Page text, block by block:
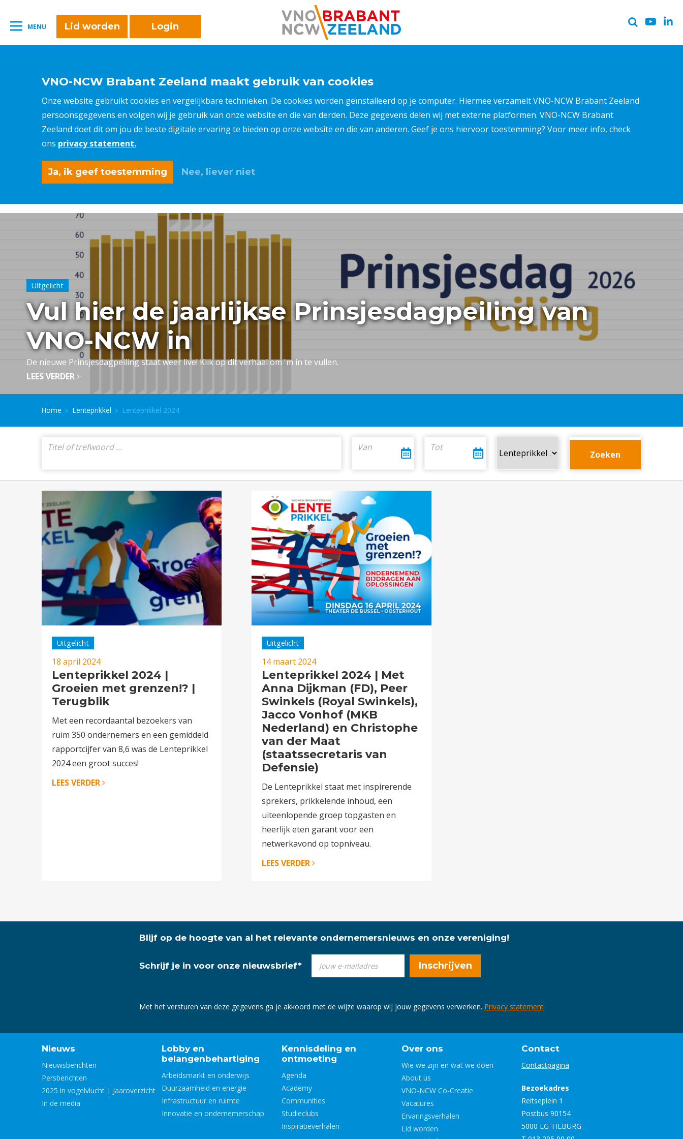
MENU Lid worden Login
VNO-NCW Brabant Zeeland maakt gebruik van cookies
Onze website gebruikt cookies en vergelijkbare technieken. De cookies worden geïnstalleerd op je computer. Hiermee verzamelt VNO-NCW Brabant Zeeland
persoonsgegevens en volgen wij je gebruik van onze website en die van derden. Deze gegevens delen wij met externe platformen. VNO-NCW Brabant
Zeeland doet dit om jou de beste digitale ervaring te bieden op onze website en die van anderen. Geef je ons hiervoor toestemming? Voor meer info, check
ons privacy statement.
Ja, ik geef toestemming Nee, liever niet
Uitgelicht
Vul hier de jaarlijkse Prinsjesdagpeiling van
VNO-NCW in
De nieuwe Prinsjesdagpeiling staat weer live! Klik op dit verhaal om 'm in te vullen.
LEES VERDER
Home Lenteprikkel Lenteprikkel 2024
Uitgelicht
18 april 2024
Lenteprikkel 2024 |
Groeien met grenzen!? |
Terugblik
Met een recordaantal bezoekers van
ruim 350 ondernemers en een gemiddeld
rapportcijfer van 8,6 was de Lenteprikkel
2024 een groot succes!
LEES VERDER
Uitgelicht
14 maart 2024
Lenteprikkel 2024 | Met
Anna Dijkman (FD), Peer
Swinkels (Royal Swinkels),
Jacco Vonhof (MKB
Nederland) en Christophe
van der Maat
(staatssecretaris van
Defensie)
De Lenteprikkel staat met inspirerende
sprekers, prikkelende inhoud, een
uiteenlopende groep topgasten en
heerlijk eten garant voor een
netwerkavond op topniveau.
LEES VERDER
Blijf op de hoogte van al het relevante ondernemersnieuws en onze vereniging!
Schrijf je in voor onze nieuwsbrief*
Met het versturen van deze gegevens ga je akkoord met de wijze waarop wij jouw gegevens verwerken. Privacy statement
Nieuws
Nieuwsberichten
Persberichten
2025 in vogelvlucht | Jaaroverzicht
In de media
Lobby en
belangenbehartiging
Arbeidsmarkt en onderwijs
Duurzaamheid en energie
Infrastructuur en ruimte
Innovatie en ondernemerschap
Kennisdeling en
ontmoeting
Agenda
Academy
Communities
Studieclubs
Inspiratieverhalen
Over ons
Wie we zijn en wat we doen
About us
VNO-NCW Co-Creatie
Vacatures
Ervaringsverhalen
Lid worden
Contact
Contactpagina
Bezoekadres
Reitseplein 1
Postbus 90154
5000 LG TILBURG